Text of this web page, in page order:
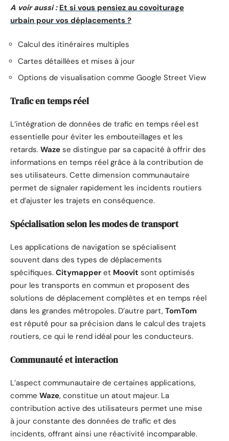
A voir aussi : Et si vous pensiez au covoiturage
urbain pour vos déplacements ?
Calcul des itinéraires multiples
Cartes détaillées et mises à jour
Options de visualisation comme Google Street View
Trafic en temps réel
L’intégration de données de trafic en temps réel est
essentielle pour éviter les embouteillages et les
retards. Waze se distingue par sa capacité à offrir des
informations en temps réel grâce à la contribution de
ses utilisateurs. Cette dimension communautaire
permet de signaler rapidement les incidents routiers
et d’ajuster les trajets en conséquence.
Spécialisation selon les modes de transport
Les applications de navigation se spécialisent
souvent dans des types de déplacements
spécifiques. Citymapper et Moovit sont optimisés
pour les transports en commun et proposent des
solutions de déplacement complètes et en temps réel
dans les grandes métropoles. D’autre part, TomTom
est réputé pour sa précision dans le calcul des trajets
routiers, ce qui le rend idéal pour les conducteurs.
Communauté et interaction
L’aspect communautaire de certaines applications,
comme Waze, constitue un atout majeur. La
contribution active des utilisateurs permet une mise
à jour constante des données de trafic et des
incidents, offrant ainsi une réactivité incomparable.